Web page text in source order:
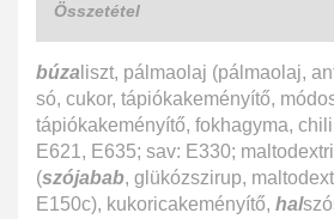
Összetétel
búza liszt, pálmaolaj (pálmaolaj,
só, cukor, tápiókakeményítő,
tápiókakeményítő, fokhagyma,
E621, E635; sav: E330;
(szójabab, glükózszirup,
E150c), kukoricakeményítő, hal